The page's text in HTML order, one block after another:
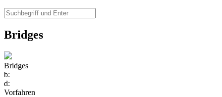
Bridges
Bridges
b:
d:
Vorfahren